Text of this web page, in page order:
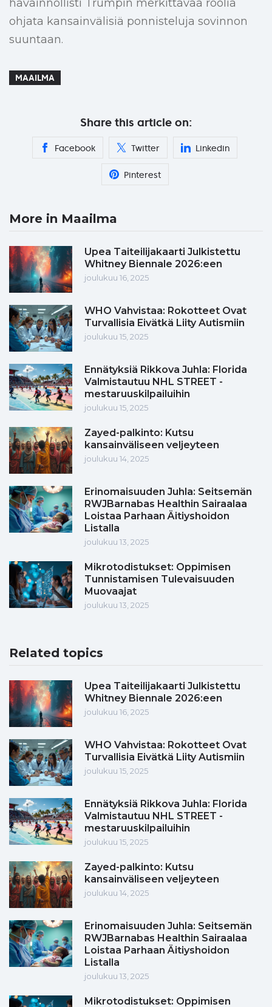
havainnollisti Trumpin merkittävää roolia
ohjata kansainvälisiä ponnisteluja sovinnon
suuntaan.
MAAILMA
Share this article on:
Facebook Twitter Linkedin
Pinterest
More in Maailma
Upea Taiteilijakaarti Julkistettu
Whitney Biennale 2026:een
joulukuu 16, 2025
WHO Vahvistaa: Rokotteet Ovat
Turvallisia Eivätkä Liity Autismiin
joulukuu 15, 2025
Ennätyksiä Rikkova Juhla: Florida
Valmistautuu NHL STREET -
mestaruuskilpailuihin
joulukuu 15, 2025
Zayed-palkinto: Kutsu
kansainväliseen veljeyteen
joulukuu 14, 2025
Erinomaisuuden Juhla: Seitsemän
RWJBarnabas Healthin Sairaalaa
Loistaa Parhaan Äitiyshoidon
Listalla
joulukuu 13, 2025
Mikrotodistukset: Oppimisen
Tunnistamisen Tulevaisuuden
Muovaajat
joulukuu 13, 2025
Related topics
Upea Taiteilijakaarti Julkistettu
Whitney Biennale 2026:een
joulukuu 16, 2025
WHO Vahvistaa: Rokotteet Ovat
Turvallisia Eivätkä Liity Autismiin
joulukuu 15, 2025
Ennätyksiä Rikkova Juhla: Florida
Valmistautuu NHL STREET -
mestaruuskilpailuihin
joulukuu 15, 2025
Zayed-palkinto: Kutsu
kansainväliseen veljeyteen
joulukuu 14, 2025
Erinomaisuuden Juhla: Seitsemän
RWJBarnabas Healthin Sairaalaa
Loistaa Parhaan Äitiyshoidon
Listalla
joulukuu 13, 2025
Mikrotodistukset: Oppimisen